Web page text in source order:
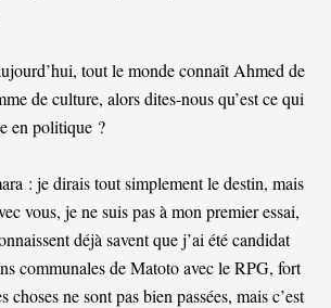
tout le monde connaît Ahmed de
de culture, alors dites-nous qu’est ce qui
en politique ?
: je dirais tout simplement le destin, mais
vous, je ne suis pas à mon premier essai,
déjà savent que j’ai été candidat
communales de Matoto avec le RPG, fort
choses ne sont pas bien passées, mais c’est